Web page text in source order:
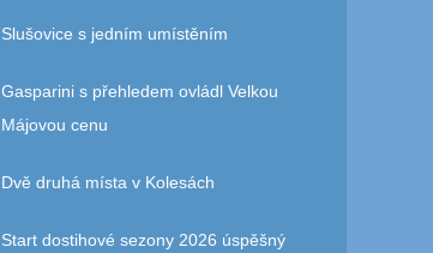
Slušovice s jedním umístěním
Gasparini s přehledem ovládl Velkou
Májovou cenu
Dvě druhá místa v Kolesách
Start dostihové sezony 2026 úspěšný